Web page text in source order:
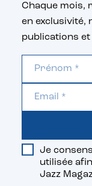
Chaque mois,
en exclusivité,
publications
Je
utilisée
Jazz